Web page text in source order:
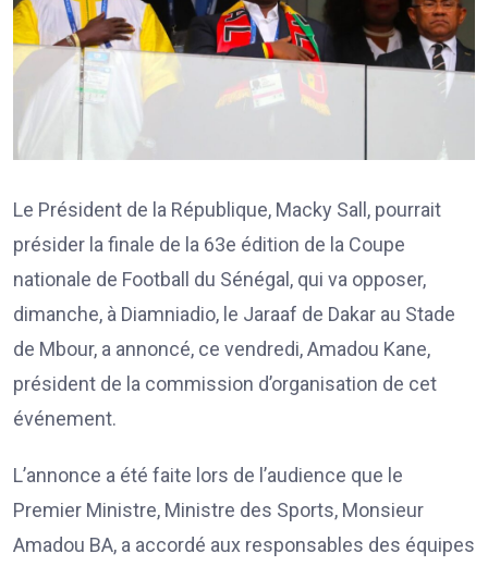
Le Président de la République, Macky Sall, pourrait
présider la finale de la 63e édition de la Coupe
nationale de Football du Sénégal, qui va opposer,
dimanche, à Diamniadio, le Jaraaf de Dakar au Stade
de Mbour, a annoncé, ce vendredi, Amadou Kane,
président de la commission d’organisation de cet
événement.
L’annonce a été faite lors de l’audience que le
Premier Ministre, Ministre des Sports, Monsieur
Amadou BA, a accordé aux responsables des équipes